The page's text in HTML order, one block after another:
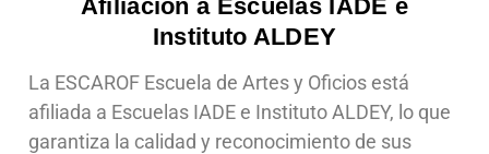
Afiliación a Escuelas IADE e
Instituto ALDEY
La ESCAROF Escuela de Artes y Oficios está
afiliada a Escuelas IADE e Instituto ALDEY, lo que
garantiza la calidad y reconocimiento de sus